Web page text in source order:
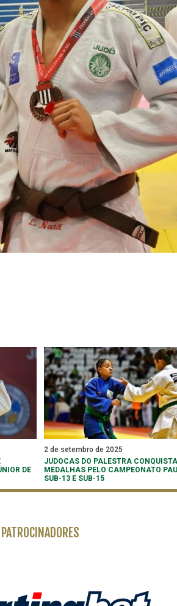
DE
2 de setembro de 2025
JUDOCAS DO PALESTRA
MEDALHAS PELO CAMPEONATO
SUB-13 E SUB-15
PATROCINADORES